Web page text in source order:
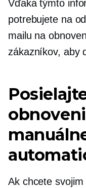
Vďaka týmto
potrebujete na
mailu na
zákazníkov, aby
Ak chcete